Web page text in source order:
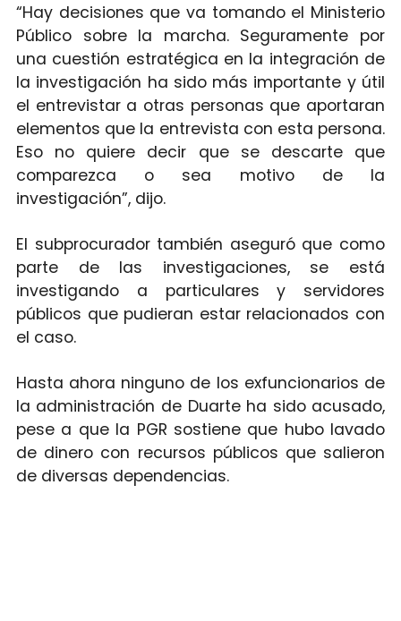
“Hay decisiones que va tomando el Ministerio
Público sobre la marcha. Seguramente por
una cuestión estratégica en la integración de
la investigación ha sido más importante y útil
el entrevistar a otras personas que aportaran
elementos que la entrevista con esta persona.
Eso no quiere decir que se descarte que
comparezca o sea motivo de la
investigación”, dijo.
El subprocurador también aseguró que como
parte de las investigaciones, se está
investigando a particulares y servidores
públicos que pudieran estar relacionados con
el caso.
Hasta ahora ninguno de los exfuncionarios de
la administración de Duarte ha sido acusado,
pese a que la PGR sostiene que hubo lavado
de dinero con recursos públicos que salieron
de diversas dependencias.